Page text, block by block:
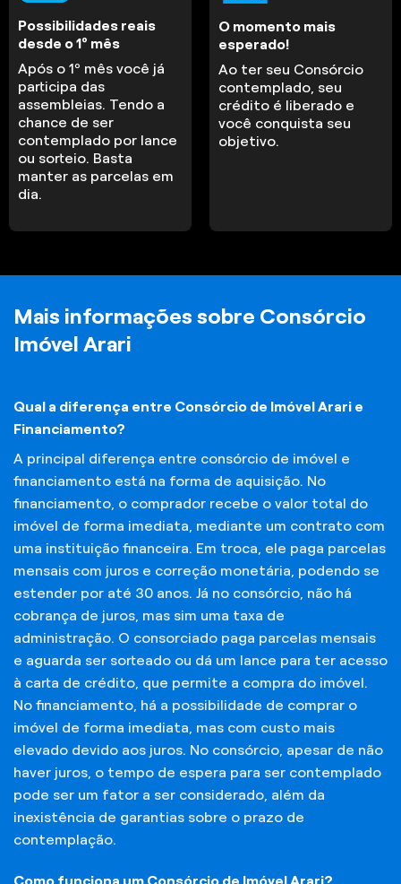
Possibilidades reais
desde o 1º mês
Após o 1º mês você já
participa das
assembleias. Tendo a
chance de ser
contemplado por lance
ou sorteio. Basta
manter as parcelas em
dia.
O momento mais
esperado!
Ao ter seu Consórcio
contemplado, seu
crédito é liberado e
você conquista seu
objetivo.
Mais informações sobre Consórcio
Imóvel Arari
Qual a diferença entre Consórcio de Imóvel Arari e
Financiamento?
A principal diferença entre consórcio de imóvel e
financiamento está na forma de aquisição. No
financiamento, o comprador recebe o valor total do
imóvel de forma imediata, mediante um contrato com
uma instituição financeira. Em troca, ele paga parcelas
mensais com juros e correção monetária, podendo se
estender por até 30 anos. Já no consórcio, não há
cobrança de juros, mas sim uma taxa de
administração. O consorciado paga parcelas mensais
e aguarda ser sorteado ou dá um lance para ter acesso
à carta de crédito, que permite a compra do imóvel.
No financiamento, há a possibilidade de comprar o
imóvel de forma imediata, mas com custo mais
elevado devido aos juros. No consórcio, apesar de não
haver juros, o tempo de espera para ser contemplado
pode ser um fator a ser considerado, além da
inexistência de garantias sobre o prazo de
contemplação.